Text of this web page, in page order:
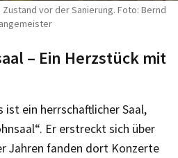
vor der Sanierung. Foto: Bernd
– Ein Herzstück mit
ist ein herrschaftlicher Saal,
Er erstreckt sich über
Jahren fanden dort Konzerte